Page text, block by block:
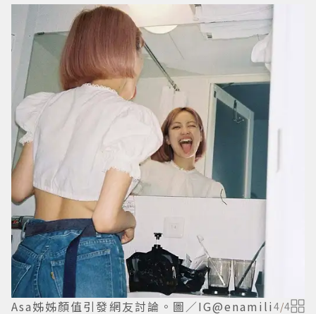
Asa姊姊顏值引發網友討論。圖／IG@enamili4/4